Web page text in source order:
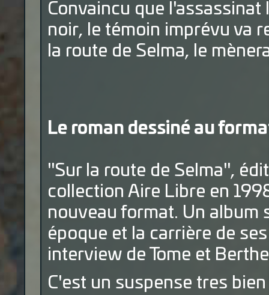
Convaincu que
noir, le témoin imprévu va
la route de Selma, le
Le roman dessiné au
"Sur la route de Selma",
collection Aire Libre en
nouveau format. Un album
époque et la carrière de
interview de Tome et
C'est un suspense tres